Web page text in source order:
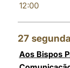
12:00
27
Aos Bispos